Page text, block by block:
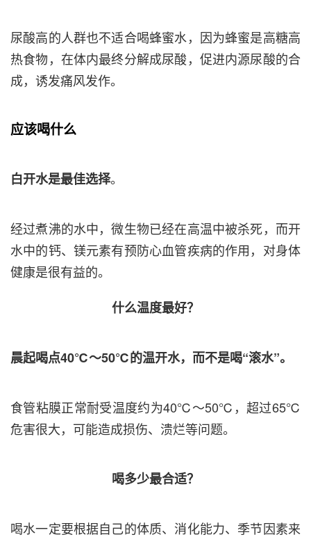
尿酸高的人群也不适合喝蜂蜜水，因为蜂蜜是高糖高
热食物，在体内最终分解成尿酸，促进内源尿酸的合
成，诱发痛风发作。
应该喝什么
白开水是最佳选择。
经过煮沸的水中，微生物已经在高温中被杀死，而开
水中的钙、镁元素有预防心血管疾病的作用，对身体
健康是很有益的。
什么温度最好？
晨起喝点40℃～50℃的温开水，而不是喝“滚水”。
食管粘膜正常耐受温度约为40℃～50℃，超过65℃
危害很大，可能造成损伤、溃烂等问题。
喝多少最合适？
喝水一定要根据自己的体质、消化能力、季节因素来